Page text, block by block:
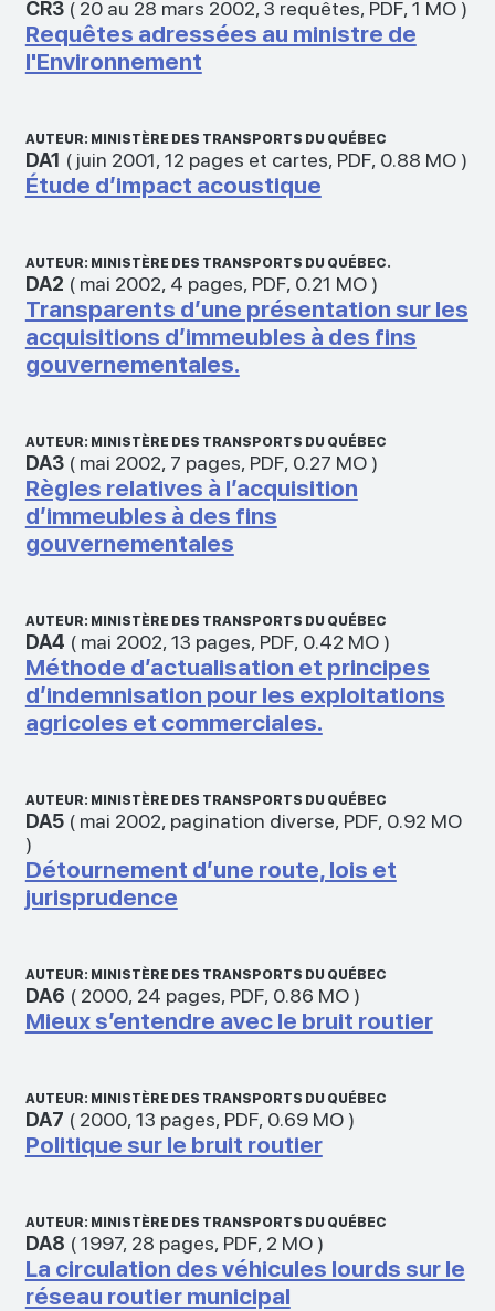
CR3( 20 au 28 mars 2002, 3 requêtes, PDF, 1 MO)
Requêtes adressées au ministre de
l'Environnement
AUTEUR: MINISTÈRE DES TRANSPORTS DU QUÉBEC
DA1 ( juin 2001, 12 pages et cartes, PDF, 0.88 MO)
Étude d’impact acoustique
AUTEUR: MINISTÈRE DES TRANSPORTS DU QUÉBEC.
DA2 ( mai 2002, 4 pages, PDF, 0.21 MO)
Transparents d’une présentation sur les
acquisitions d’immeubles à des fins
gouvernementales.
AUTEUR: MINISTÈRE DES TRANSPORTS DU QUÉBEC
DA3( mai 2002, 7 pages, PDF, 0.27 MO)
Règles relatives à l’acquisition
d’immeubles à des fins
gouvernementales
AUTEUR: MINISTÈRE DES TRANSPORTS DU QUÉBEC
DA4 ( mai 2002, 13 pages, PDF, 0.42 MO)
Méthode d’actualisation et principes
d’indemnisation pour les exploitations
agricoles et commerciales.
AUTEUR: MINISTÈRE DES TRANSPORTS DU QUÉBEC
DA5( mai 2002, pagination diverse, PDF, 0.92 MO
)
Détournement d’une route, lois et
jurisprudence
AUTEUR: MINISTÈRE DES TRANSPORTS DU QUÉBEC
DA6 ( 2000, 24 pages, PDF, 0.86 MO)
Mieux s’entendre avec le bruit routier
AUTEUR: MINISTÈRE DES TRANSPORTS DU QUÉBEC
DA7 ( 2000, 13 pages, PDF, 0.69 MO)
Politique sur le bruit routier
AUTEUR: MINISTÈRE DES TRANSPORTS DU QUÉBEC
DA8 (1997, 28 pages, PDF, 2 MO)
La circulation des véhicules lourds sur le
réseau routier municipal